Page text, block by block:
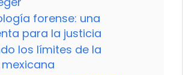
forense: una
para la justicia
los límites de la